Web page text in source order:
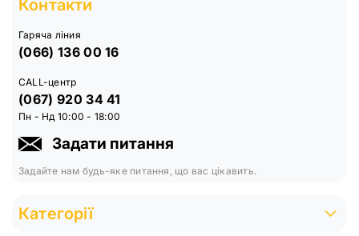
Контакти
Гаряча ліния
(066) 136 00 16
CALL-центр
(067) 920 34 41
Пн - Нд 10:00 - 18:00
Задати питання
Задайте нам будь-яке питання, що вас цікавить.
Категорії